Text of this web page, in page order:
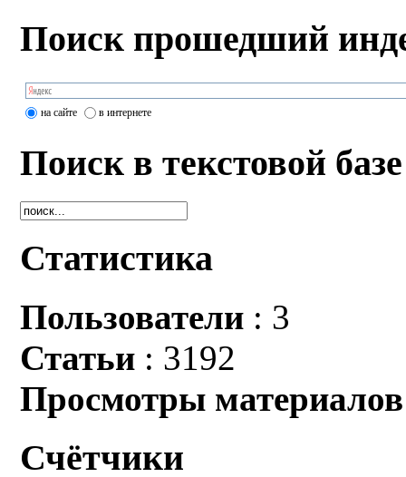
Поиск прошедший
на сайте в интернете
Поиск в текстовой базе
Статистика
Пользователи : 3
Статьи : 3192
Просмотры материалов
Счётчики